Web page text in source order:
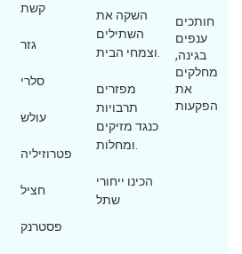
קשת
גזר
סלרי
עולש
פטרוזיליה
חציל
פסטרנק
השקה את
השתילים
מפזרים
תרבויות
כנגד מזיקים
הכינו ייחורי
שתל
חותכים
ענפים
בגינה,
מחלקים
את
הפקעות